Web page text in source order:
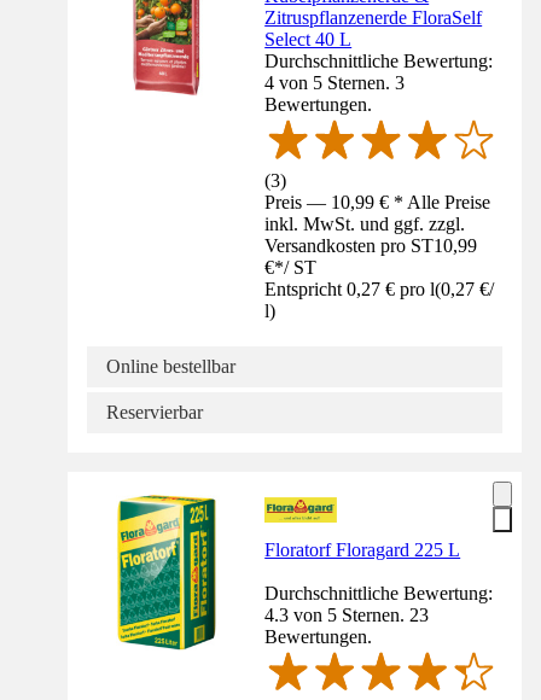
Zitruspflanzenerde FloraSelf
Select 40 L
Durchschnittliche Bewertung:
4 von 5 Sternen. 3
Bewertungen.
(3)
Preis — 10,99 € * Alle Preise
inkl. MwSt. und ggf. zzgl.
Versandkosten pro ST10,99
€*/ ST
Entspricht 0,27 € pro l(0,27 €/
l)
Online bestellbar
Reservierbar
Floratorf Floragard 225 L
Durchschnittliche Bewertung:
4.3 von 5 Sternen. 23
Bewertungen.